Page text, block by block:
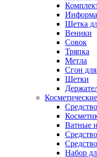
Щетка
Веники
Совок
Тряпка
Метла
Сгон
Щетки
Ватные
Набор